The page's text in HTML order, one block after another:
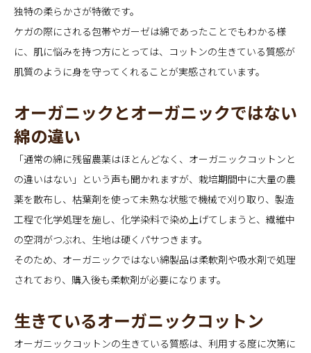
独特の柔らかさが特徴です。
ケガの際にされる包帯やガーゼは綿であったことでもわかる様
に、肌に悩みを持つ方にとっては、コットンの生きている質感が
肌質のように身を守ってくれることが実感されています。
オーガニックとオーガニックではない
綿の違い
「通常の綿に残留農薬はほとんどなく、オーガニックコットンと
の違いはない」という声も聞かれますが、栽培期間中に大量の農
薬を散布し、枯葉剤を使って未熟な状態で機械で刈り取り、製造
工程で化学処理を施し、化学染料で染め上げてしまうと、繊維中
の空洞がつぶれ、生地は硬くパサつきます。
そのため、オーガニックではない綿製品は柔軟剤や吸水剤で処理
されており、購入後も柔軟剤が必要になります。
生きているオーガニックコットン
オーガニックコットンの生きている質感は、利用する度に次第に